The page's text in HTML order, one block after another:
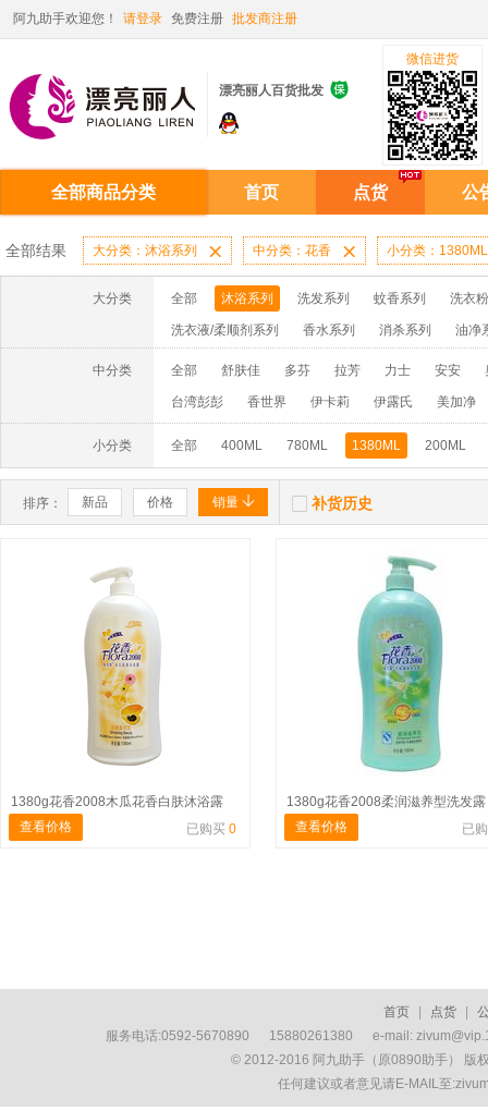
阿九助手欢迎您！ 请登录 免费注册 批发商注册
漂亮丽人百货批发 
微信进货
全部商品分类 首页 点货 公
全部结果 大分类：沐浴系列  中分类：花香  小分类：1380ML
大分类 全部 沐浴系列 洗发系列 蚊香系列 洗衣
洗衣液/柔顺剂系列 香水系列 消杀系列 油净
啫喱膏/水系列 厨房油污系列 玻璃/地板/清洁系
牙膏系列 牙刷系列 固发定型系列 染发系列
洗洁精系列 保健品系列 雨伞系列家用帆布洗洁
中分类 全部 舒肤佳 多芬 拉芳 力士 安安
台湾彭彭 香世界 伊卡莉 伊露氏 美加净
小分类 全部 400ML 780ML 1380ML 200ML
排序： 新品 价格 销量   补货历史
1380g花香2008木瓜花香白肤沐浴露
查看价格
已购买 0
1380g花香2008柔润滋养型洗发露
查看价格
已
首页 点货
服务电话:0592-5670890 15880261380 e-mail:
© 2012-2016 阿九助手（原0890助手） 版
任何建议或者意见请E-MAIL至